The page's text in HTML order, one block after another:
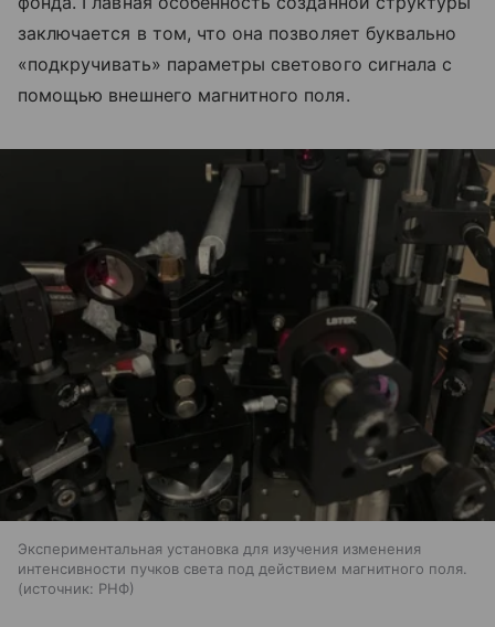
заключается в том, что она позволяет буквально
«подкручивать» параметры светового сигнала с
помощью внешнего магнитного поля.
Экспериментальная установка для изучения изменения
интенсивности пучков света под действием магнитного поля.
источник: РНФ